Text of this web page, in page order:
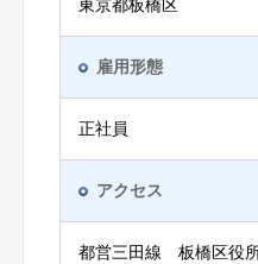
東京都板橋区
雇用形態
正社員
アクセス
都営三田線 板橋区役